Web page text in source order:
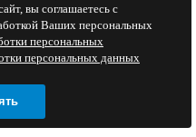
вы соглашаетесь с
Ваших персональных
персональных
персональных данных